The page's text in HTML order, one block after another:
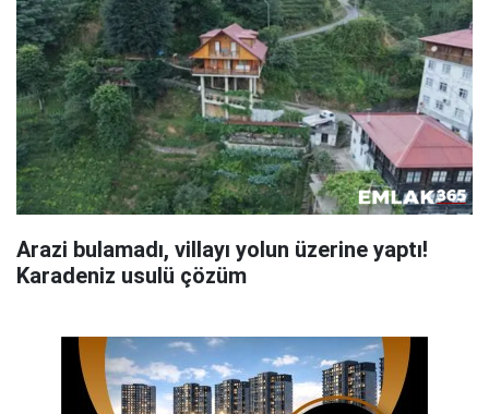
Arazi bulamadı, villayı yolun üzerine yaptı!
Karadeniz usulü çözüm